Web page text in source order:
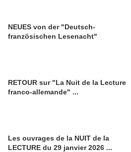
NEUES von der "Deutsch-
französischen Lesenacht"
RETOUR sur "La Nuit de la Lecture
franco-allemande" ...
Les ouvrages de la NUIT de la
LECTURE du 29 janvier 2026 ...